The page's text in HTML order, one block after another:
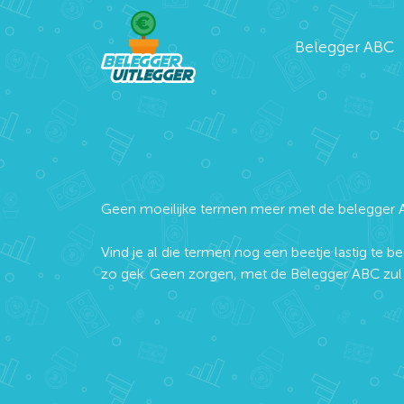
Belegger ABC
Geen moeilijke termen meer met de belegger
Vind je al die termen nog een beetje lastig te
zo gek. Geen zorgen, met de Belegger ABC zul